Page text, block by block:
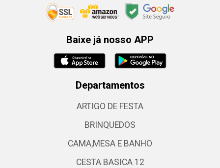
Baixe já nosso APP
Departamentos
ARTIGO DE FESTA
BRINQUEDOS
CAMA,MESA E BANHO
CESTA BASICA 12